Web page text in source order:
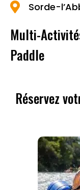
Sorde-
Multi-
Paddle
Réservez